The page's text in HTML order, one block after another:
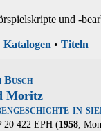
und -
Katalogen •Titeln
Busch
Moritz
in
20 422 EPH (1958 ,